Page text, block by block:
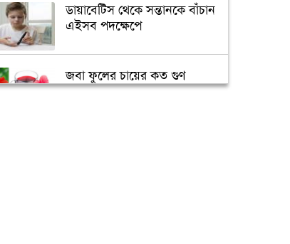
ডায়াবেটিস থেকে সন্তানকে বাঁচান
এইসব পদক্ষেপে
জবা ফুলের চায়ের কত গুণ
জানেন?